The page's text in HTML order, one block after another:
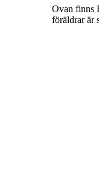
Ovan finns
föräldrar är